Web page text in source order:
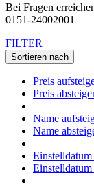
Bei Fragen
0151-24002001
FILTER
Sortieren nach
Preis
Preis
Name
Name
Einstelldatum
Einstelldatum